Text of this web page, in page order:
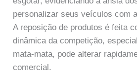
personalizar seus veículos com
A reposição de produtos é feita
dinâmica da competição,
mata-mata, pode alterar
comercial.